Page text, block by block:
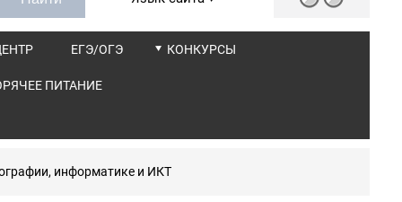
ЕГЭ/ОГЭ КОНКУРСЫ
ПИТАНИЕ
информатике и ИКТ